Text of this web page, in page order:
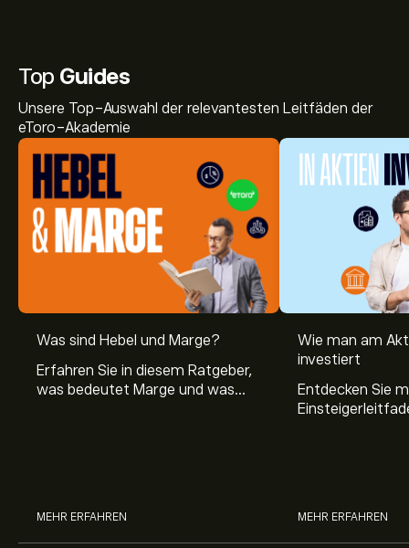
Top Guides
Unsere Top-Auswahl der relevantesten Leitfäden der
eToro-Akademie
Was sind Hebel und Marge?
Erfahren Sie in diesem Ratgeber,
was bedeutet Marge und was
MEHR ERFAHREN
Wie man am
investiert
Entdecken Sie
MEHR ERFAHREN